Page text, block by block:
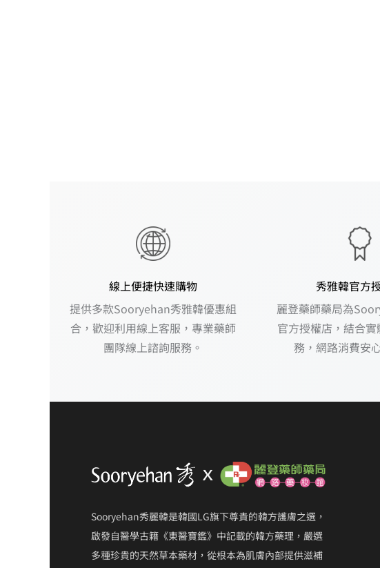
線上便捷快速購物
提供多款Sooryehan秀雅韓優惠組
合，歡迎利用線上客服，專業藥師
團隊線上諮詢服務。
秀雅韓官方
麗登藥師藥局為
官方授權店，結合
務，網路消費安
Sooryehan秀麗韓是韓國LG旗下尊貴的韓方護膚之選，
啟發自醫學古籍《東醫寶鑑》中記載的韓方藥理，嚴選
多種珍貴的天然草本藥材，從根本為肌膚內部提供滋補